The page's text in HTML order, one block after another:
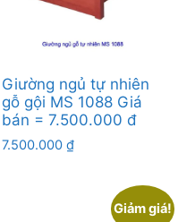
Giường ngủ tự nhiên
gỗ gội MS 1088 Giá
bán = 7.500.000 đ
7.500.000 ₫
Giảm giá!